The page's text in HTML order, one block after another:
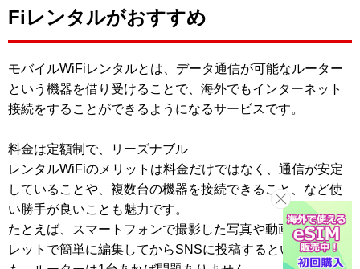
Fiレンタルがおすすめ
モバイルWiFiレンタルとは、データ通信が可能なルーター
という機器を借り受けることで、海外でもインターネット
接続をすることができるようになるサービスです。
料金は定額制で、リーズナブル
レンタルWiFiのメリットは料金だけではなく、通信が安定
していることや、複数台の機器を接続できること、など使
い勝手が良いことも魅力です。
たとえば、スマートフォンで撮影した写真や動画を、タブ
レットで簡単に編集してからSNSに投稿するという場合